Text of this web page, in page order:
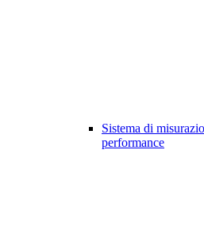
Sistema di
performance